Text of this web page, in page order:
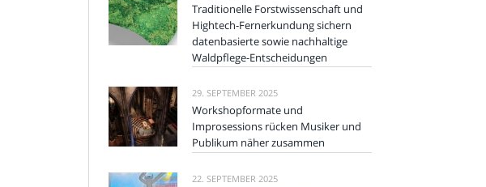
Traditionelle Forstwissenschaft und
Hightech-Fernerkundung sichern
datenbasierte sowie nachhaltige
Waldpflege-Entscheidungen
29. SEPTEMBER 2025
Workshopformate und
Improsessions rücken Musiker und
Publikum näher zusammen
22. SEPTEMBER 2025